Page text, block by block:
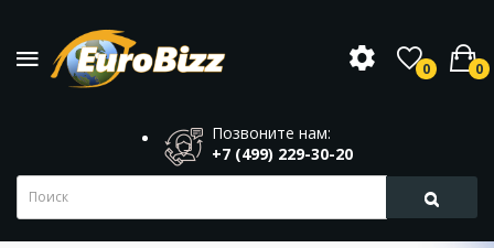
0 0
Позвоните нам:
+7 (499) 229-30-20